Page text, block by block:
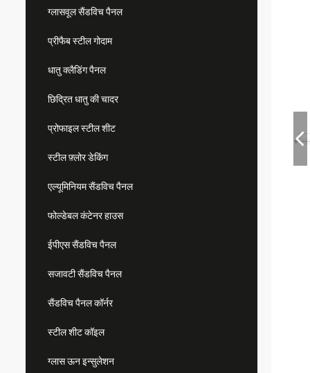
ग्लासवूल सैंडविच पैनल
प्रीफैब स्टील गोदाम
धातु क्लैडिंग पैनल
छिद्रित धातु की चादर
प्रोफाइल स्टील शीट
स्टील फ़्लोर डेकिंग
एल्यूमिनियम सैंडविच पैनल
फोल्डेबल कंटेनर हाउस
ईपीएस सैंडविच पैनल
सजावटी सैंडविच पैनल
सैंडविच पैनल कॉर्नर
स्टील शीट कॉइल
ग्लास ऊन इन्सुलेशन